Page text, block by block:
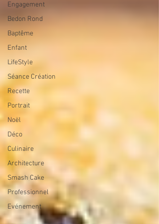
Engagement
Bedon Rond
Baptême
Enfant
LifeStyle
Séance Création
Recette
Portrait
Noël
Déco
Culinaire
Architecture
Smash Cake
Professionnel
Evénement